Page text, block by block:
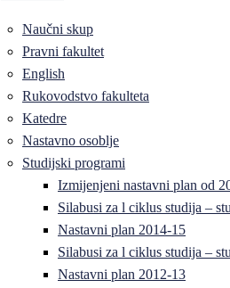
Naučni skup
Pravni fakultet
English
Rukovodstvo fakulteta
Katedre
Nastavno osoblje
Studijski programi
Izmijenjeni nastavni plan od
Silabusi za l ciklus studija –
Nastavni plan 2014-15
Silabusi za l ciklus studija –
Nastavni plan 2012-13